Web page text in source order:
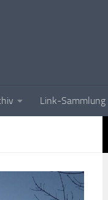
Link-Sammlung